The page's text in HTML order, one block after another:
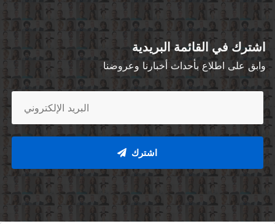
اشترك في القائمة البريدية
وابق على اطلاع بأحداث أخبارنا وعروضنا
اشترك